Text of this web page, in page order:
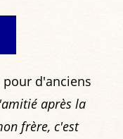
d'anciens
après la
frère, c'est